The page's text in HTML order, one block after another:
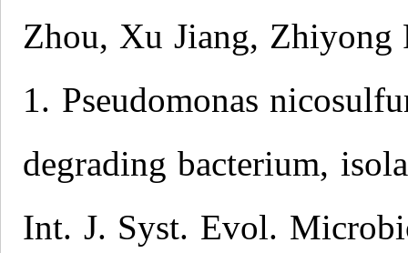
Zhou, Xu Jiang, Zhiyong
1. Pseudomonas
degrading bacterium,
Int. J. Syst. Evol.